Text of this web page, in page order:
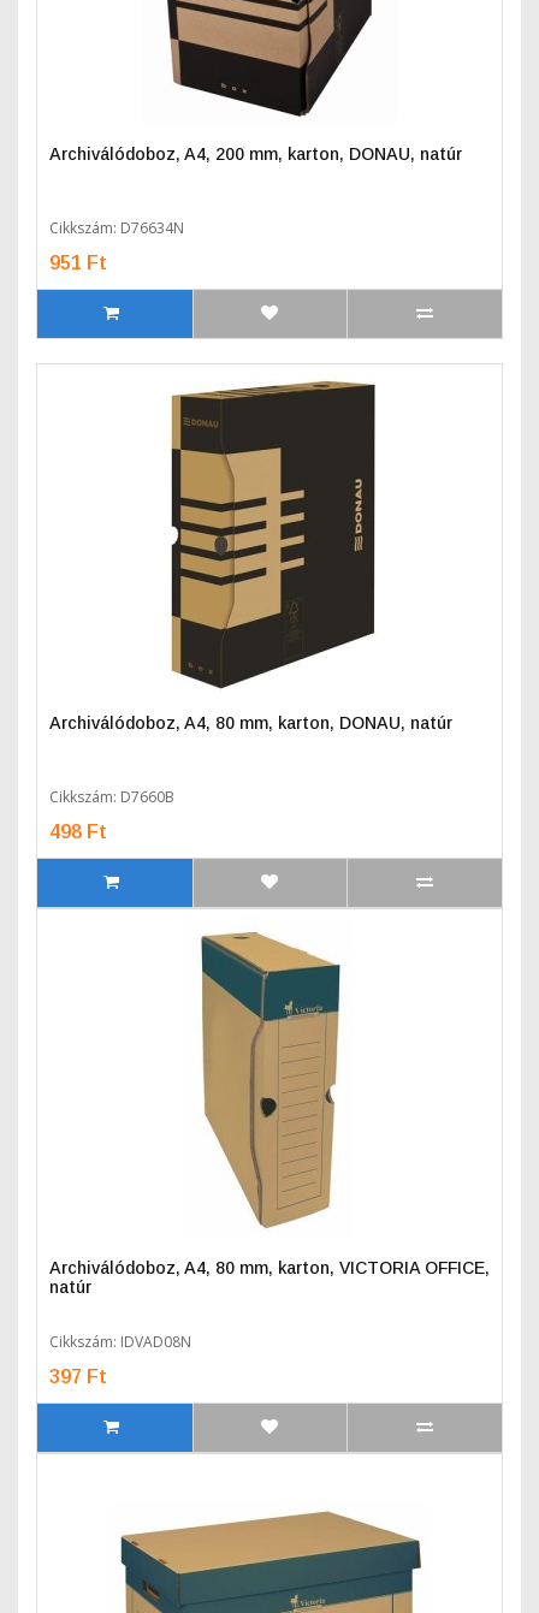
Archiválódoboz, A4, 200 mm, karton, DONAU, natúr
Cikkszám: D76634N
951 Ft
Archiválódoboz, A4, 80 mm, karton, DONAU, natúr
Cikkszám: D7660B
498 Ft
Archiválódoboz, A4, 80 mm, karton, VICTORIA OFFICE,
natúr
Cikkszám: IDVAD08N
397 Ft